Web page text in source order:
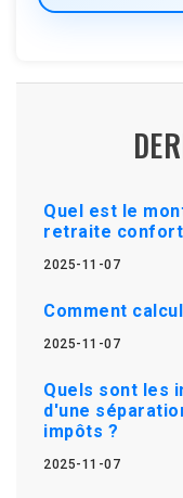
Quel est le
retraite
2025-11-07
Comment
2025-11-07
Quels sont les
d'une
impôts ?
2025-11-07